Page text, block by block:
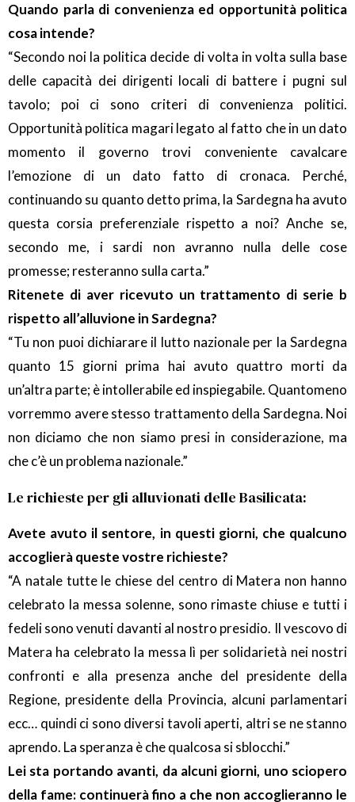
Quando parla di convenienza ed opportunità politica
cosa intende?
“Secondo noi la politica decide di volta in volta sulla base
delle capacità dei dirigenti locali di battere i pugni sul
tavolo; poi ci sono criteri di convenienza politici.
Opportunità politica magari legato al fatto che in un dato
momento il governo trovi conveniente cavalcare
l’emozione di un dato fatto di cronaca. Perché,
continuando su quanto detto prima, la Sardegna ha avuto
questa corsia preferenziale rispetto a noi? Anche se,
secondo me, i sardi non avranno nulla delle cose
promesse; resteranno sulla carta.”
Ritenete di aver ricevuto un trattamento di serie b
rispetto all’alluvione in Sardegna?
“Tu non puoi dichiarare il lutto nazionale per la Sardegna
quanto 15 giorni prima hai avuto quattro morti da
un’altra parte; è intollerabile ed inspiegabile. Quantomeno
vorremmo avere stesso trattamento della Sardegna. Noi
non diciamo che non siamo presi in considerazione, ma
che c’è un problema nazionale.”
Le richieste per gli alluvionati delle Basilicata:
Avete avuto il sentore, in questi giorni, che qualcuno
accoglierà queste vostre richieste?
“A natale tutte le chiese del centro di Matera non hanno
celebrato la messa solenne, sono rimaste chiuse e tutti i
fedeli sono venuti davanti al nostro presidio. Il vescovo di
Matera ha celebrato la messa lì per solidarietà nei nostri
confronti e alla presenza anche del presidente della
Regione, presidente della Provincia, alcuni parlamentari
ecc… quindi ci sono diversi tavoli aperti, altri se ne stanno
aprendo. La speranza è che qualcosa si sblocchi.”
Lei sta portando avanti, da alcuni giorni, uno sciopero
della fame: continuerà fino a che non accoglieranno le